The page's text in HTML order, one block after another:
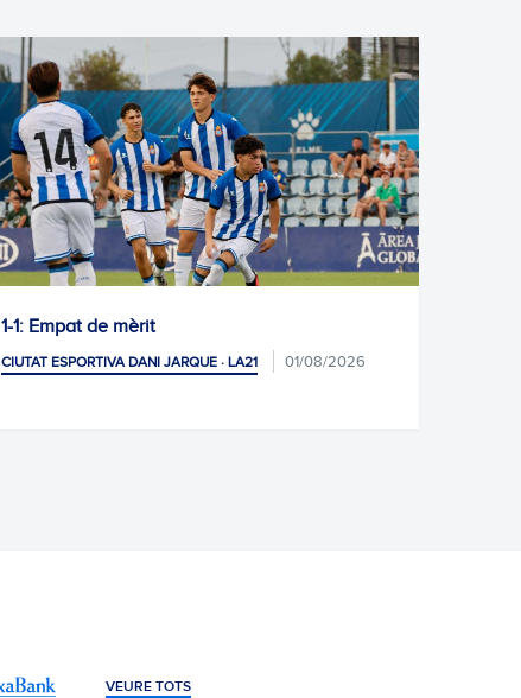
1-1: Empat de mèrit
CIUTAT ESPORTIVA DANI JARQUE · LA21 01/08/2026
VEURE TOTS